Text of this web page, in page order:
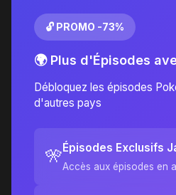
🔓 PROMO -73%
🌍 Plus d'Épisodes
Débloquez les épisodes
d'autres pays
🎌Épisodes Exclusifs
Accès aux épisodes en